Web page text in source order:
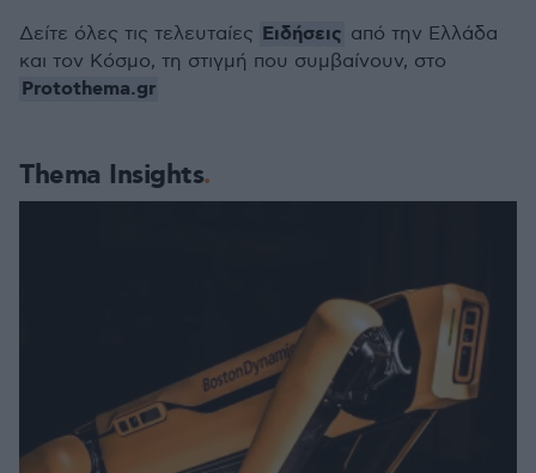
Thema Insights
Δείτε όλες τις τελευταίες Ειδήσεις από την Ελλάδα
και τον Κόσμο, τη στιγμή που συμβαίνουν, στο
Protothema.gr